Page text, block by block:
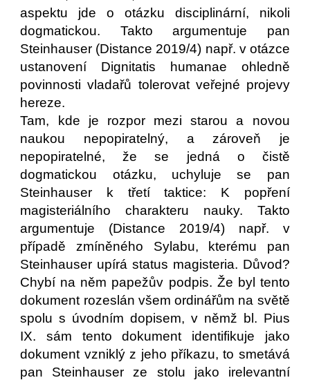
aspektu jde o otázku disciplinární, nikoli
dogmatickou. Takto argumentuje pan
Steinhauser (Distance 2019/4) např. v otázce
ustanovení Dignitatis humanae ohledně
povinnosti vladařů tolerovat veřejné projevy
hereze.
Tam, kde je rozpor mezi starou a novou
naukou nepopiratelný, a zároveň je
nepopiratelné, že se jedná o čistě
dogmatickou otázku, uchyluje se pan
Steinhauser k třetí taktice: K popření
magisteriálního charakteru nauky. Takto
argumentuje (Distance 2019/4) např. v
případě zmíněného Sylabu, kterému pan
Steinhauser upírá status magisteria. Důvod?
Chybí na něm papežův podpis. Že byl tento
dokument rozeslán všem ordinářům na světě
spolu s úvodním dopisem, v němž bl. Pius
IX. sám tento dokument identifikuje jako
dokument vzniklý z jeho příkazu, to smetává
pan Steinhauser ze stolu jako irelevantní